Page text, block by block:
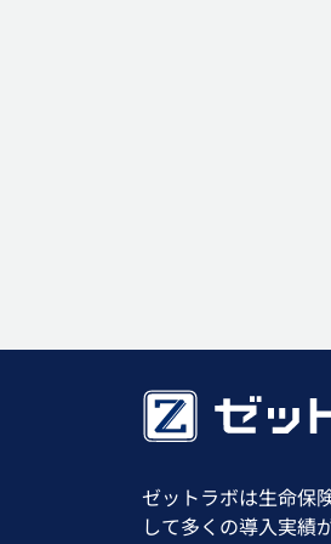
ゼットラボは生命保
して多くの導入実績